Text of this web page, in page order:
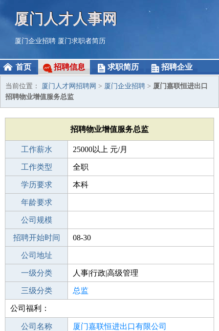
厦门人才人事网
厦门企业招聘 厦门求职者简历
首页 招聘信息 求职简历 招聘企业
当前位置： 厦门人才网招聘网 > 厦门企业招聘 > 厦门嘉联恒进出口
招聘物业增值服务总监
招聘物业增值服务总监
工作薪水 25000以上 元/月
招聘人数 1人
工作类型 全职
性别要求 -
学历要求 本科
工作经验
年龄要求
工作地点
公司规模
公司电话
招聘开始时间 08-30
招聘结束时间
公司地址
一级分类 人事|行政|高级管理
二级分类 高级管理
三级分类 总监
其他行业
公司福利：
公司名称 厦门嘉联恒进出口有限公司